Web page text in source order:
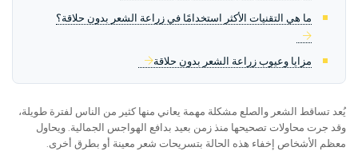
ما هي التقنيات الأكثر استخدامًا في زراعة الشعر بدون حلاقة؟
مزايا وعيوب زراعة الشعر بدون حلاقة
يُعد تساقط الشعر والصلع مشكلة مهمة يعاني منها كثير من الناس لفترة طويلة،
وقد جرت محاولات تصحيحها منذ زمن بعيد بدافع الهواجس الجمالية. ويحاول
معظم الأشخاص إخفاء هذه الحالة بتسريحات شعر معينة أو بطرق أخرى.